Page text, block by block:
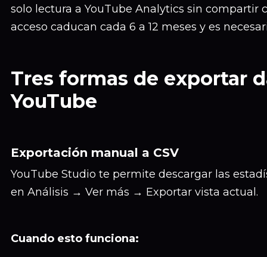
solo lectura a YouTube Analytics sin compartir
acceso caducan cada 6 a 12 meses y es
Tres formas de exportar
YouTube
Exportación manual a CSV
YouTube Studio te permite descargar las
en Análisis → Ver más → Exportar vista actual.
Cuando esto funciona: